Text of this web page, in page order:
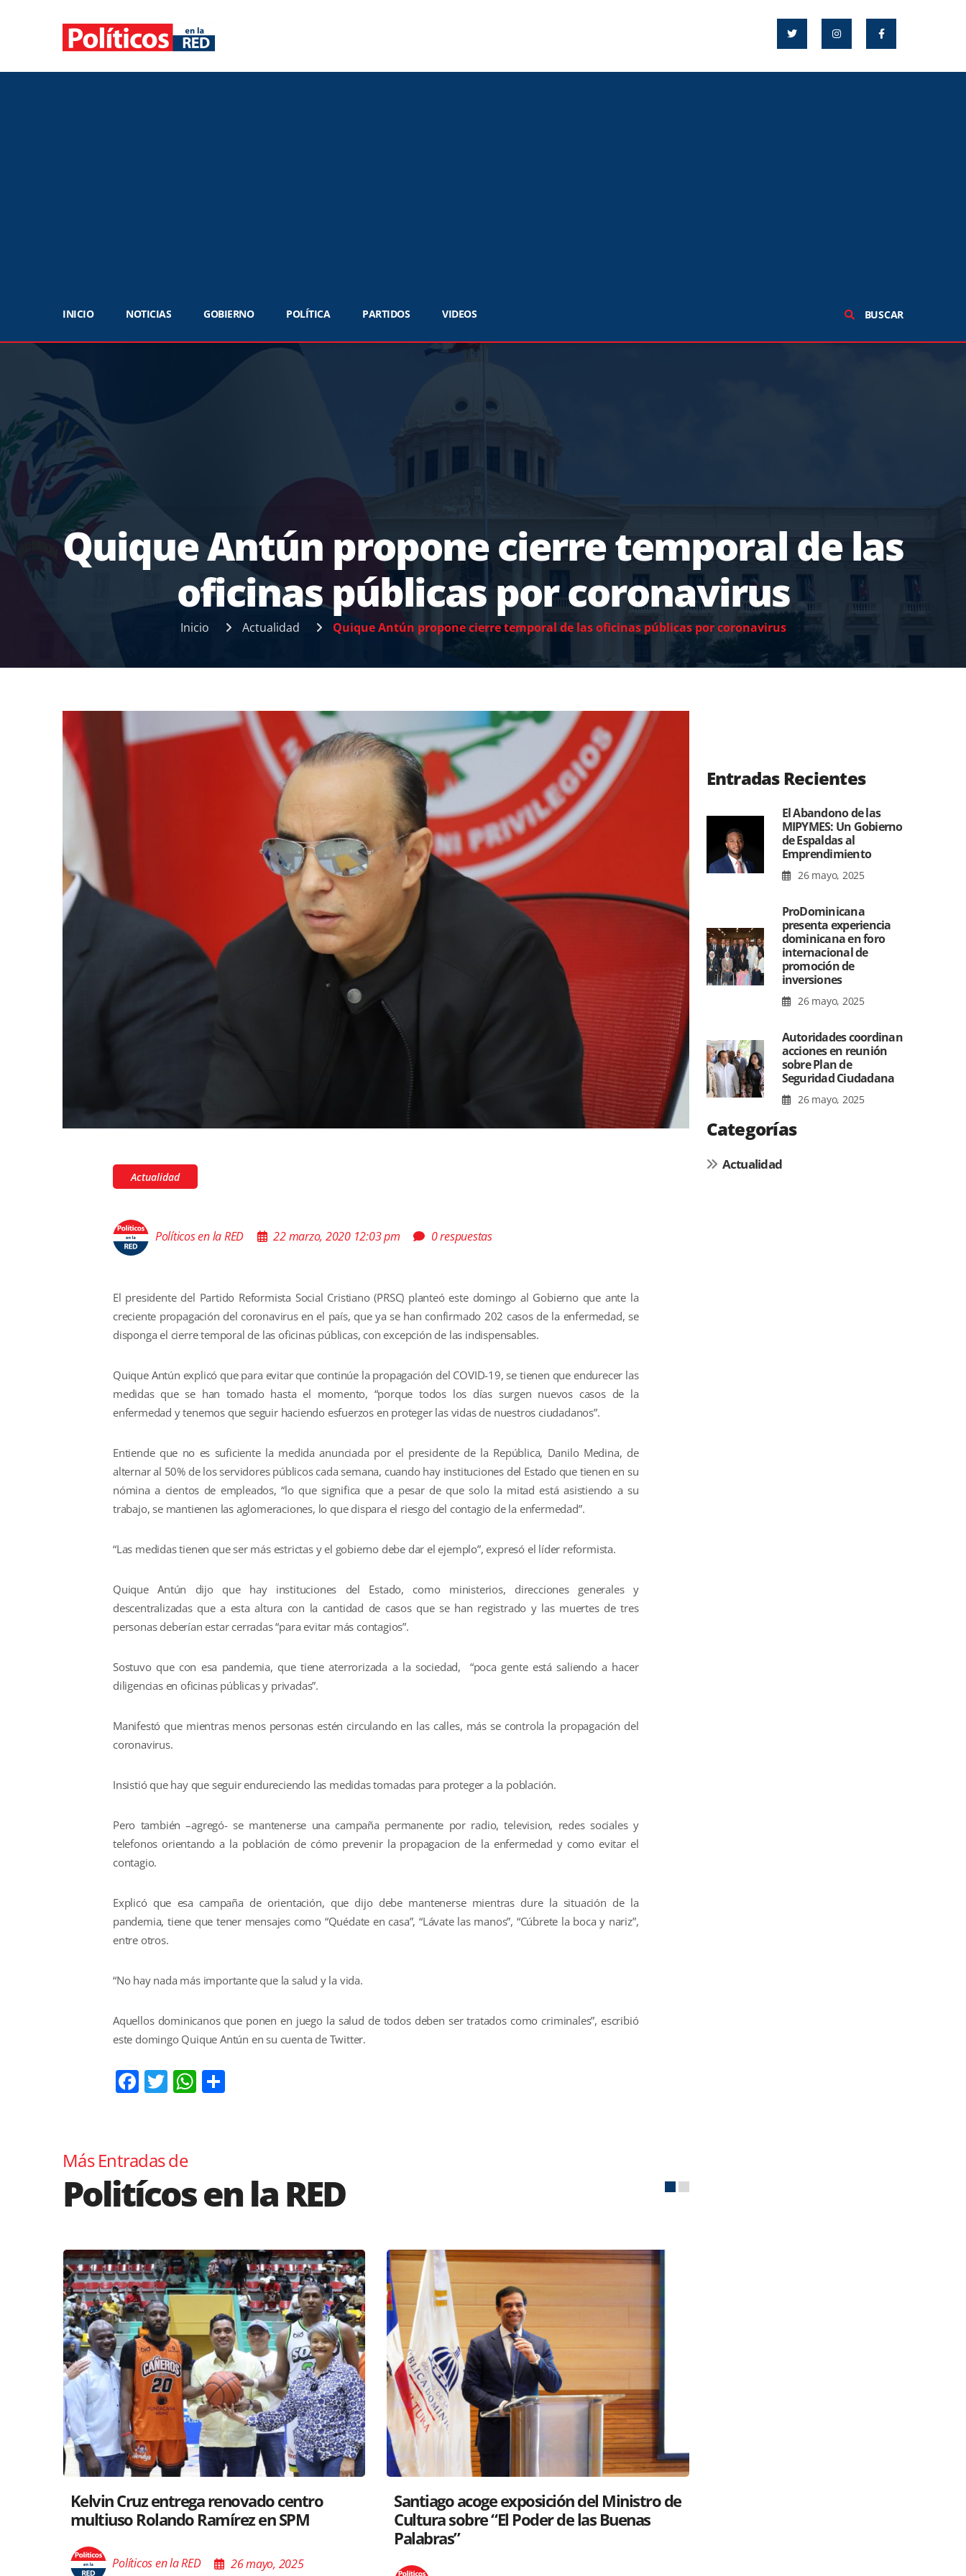
INICIO NOTICIAS GOBIERNO POLÍTICA PARTIDOS VIDEOS BUSCAR
Quique Antún propone cierre temporal de las
oficinas públicas por coronavirus
Inicio Actualidad Quique Antún propone cierre temporal de las oficinas públicas por coronavirus
Actualidad
Políticos en la RED 22 marzo, 2020 12:03 pm 0 respuestas
El presidente del Partido Reformista Social Cristiano (PRSC) planteó este domingo al Gobierno que ante la
creciente propagación del coronavirus en el país, que ya se han confirmado 202 casos de la enfermedad, se
disponga el cierre temporal de las oficinas públicas, con excepción de las indispensables.
Quique Antún explicó que para evitar que continúe la propagación del COVID-19, se tienen que endurecer las
medidas que se han tomado hasta el momento, “porque todos los días surgen nuevos casos de la
enfermedad y tenemos que seguir haciendo esfuerzos en proteger las vidas de nuestros ciudadanos”.
Entiende que no es suficiente la medida anunciada por el presidente de la República, Danilo Medina, de
alternar al 50% de los servidores públicos cada semana, cuando hay instituciones del Estado que tienen en su
nómina a cientos de empleados, “lo que significa que a pesar de que solo la mitad está asistiendo a su
trabajo, se mantienen las aglomeraciones, lo que dispara el riesgo del contagio de la enfermedad”.
“Las medidas tienen que ser más estrictas y el gobierno debe dar el ejemplo”, expresó el líder reformista.
Quique Antún dijo que hay instituciones del Estado, como ministerios, direcciones generales y
descentralizadas que a esta altura con la cantidad de casos que se han registrado y las muertes de tres
personas deberían estar cerradas “para evitar más contagios”.
Sostuvo que con esa pandemia, que tiene aterrorizada a la sociedad, “poca gente está saliendo a hacer
diligencias en oficinas públicas y privadas”.
Manifestó que mientras menos personas estén circulando en las calles, más se controla la propagación del
coronavirus.
Insistió que hay que seguir endureciendo las medidas tomadas para proteger a la población.
Pero también –agregó- se mantenerse una campaña permanente por radio, television, redes sociales y
telefonos orientando a la población de cómo prevenir la propagacion de la enfermedad y como evitar el
contagio.
Explicó que esa campaña de orientación, que dijo debe mantenerse mientras dure la situación de la
pandemia, tiene que tener mensajes como “Quédate en casa”, “Lávate las manos”, “Cúbrete la boca y nariz”,
entre otros.
“No hay nada más importante que la salud y la vida.
Aquellos dominicanos que ponen en juego la salud de todos deben ser tratados como criminales”, escribió
este domingo Quique Antún en su cuenta de Twitter.
Facebook
TwitterWhatsApp
Más Entradas de
Politícos en la RED
Santiago acoge exposición del Ministro de
Cultura sobre “El Poder de las Buenas
RD y Perú colaboran para proyectar su
gastronomía a nivel global
Entradas Recientes
El Abandono de las
MIPYMES: Un Gobierno
de Espaldas al
Emprendimiento
26 mayo, 2025
ProDominicana
presenta experiencia
dominicana en foro
internacional de
promoción de
inversiones
26 mayo, 2025
Autoridades coordinan
acciones en reunión
sobre Plan de
Seguridad Ciudadana
26 mayo, 2025
Categorías
Actualidad